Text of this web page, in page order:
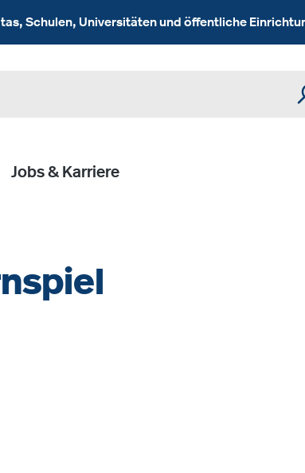
Schulen, Universitäten und öffentliche
Jobs & Karriere